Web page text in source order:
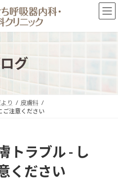
グ
り
皮膚科
ご注意ください
トラブル - し
ください